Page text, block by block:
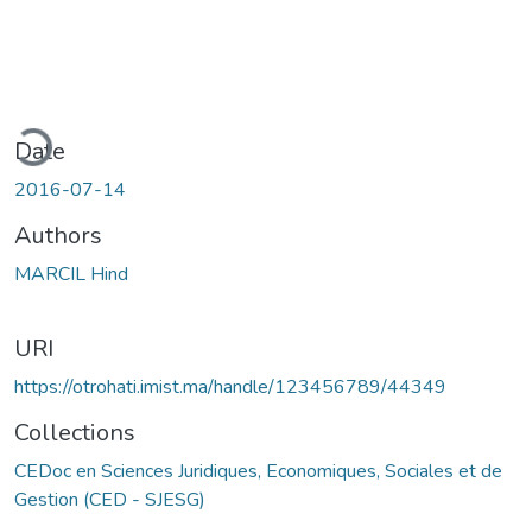
Date
2016-07-14
Authors
MARCIL Hind
URI
https://otrohati.imist.ma/handle/123456789/44349
Collections
CEDoc en Sciences Juridiques, Economiques, Sociales et de
Gestion (CED - SJESG)